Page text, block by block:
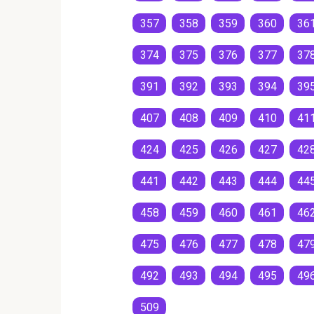
357 358 359 360
374 375 376 377
391 392 393 394
407 408 409 410
424 425 426 427
441 442 443 444
458 459 460 461
475 476 477 478
492 493 494 495
509